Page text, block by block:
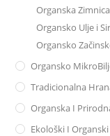
Organska Zimnica
Organsko Ulje i
Organsko
Organsko
Tradicionalna
Organska I
Ekološki I